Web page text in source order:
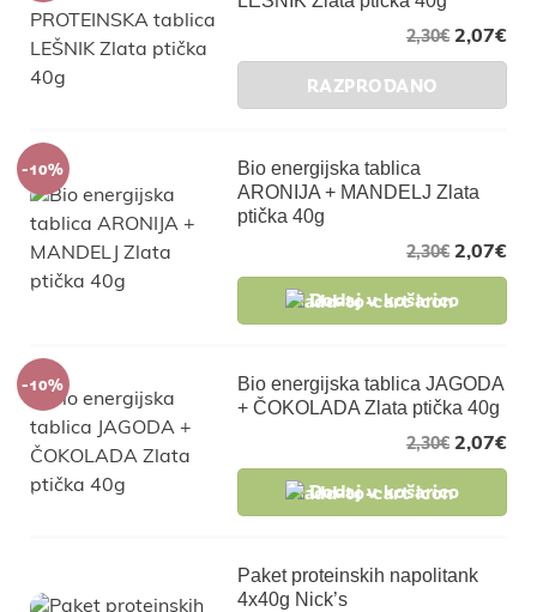
2,07€
2,30€
RAZPRODANO
-10%
Bio energijska tablica
ARONIJA + MANDELJ Zlata
ptička 40g
2,07€
2,30€
Dodaj v košarico
-10%
Bio energijska tablica JAGODA
+ ČOKOLADA Zlata ptička 40g
2,07€
2,30€
Dodaj v košarico
Paket proteinskih napolitank
4x40g Nick’s